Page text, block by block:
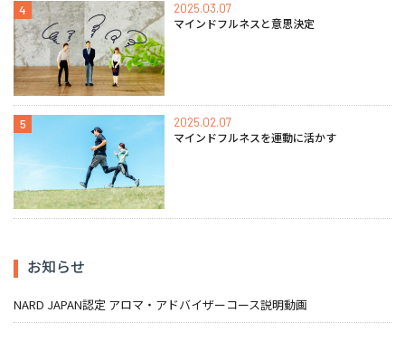
4 2025.03.07
マインドフルネスと意思決定
5 2025.02.07
マインドフルネスを運動に活かす
お知らせ
NARD JAPAN認定 アロマ・アドバイザーコース説明動画